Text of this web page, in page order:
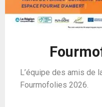
L’équipe des amis de
Fourmofolies 2026.